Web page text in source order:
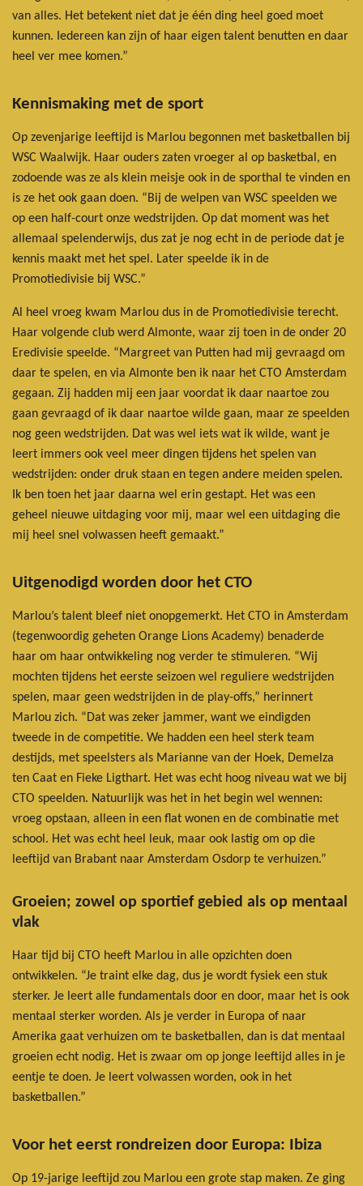
van alles. Het betekent niet dat je één ding heel goed moet
kunnen. Iedereen kan zijn of haar eigen talent benutten en daar
heel ver mee komen.”
Kennismaking met de sport
Op zevenjarige leeftijd is Marlou begonnen met basketballen bij
WSC Waalwijk. Haar ouders zaten vroeger al op basketbal, en
zodoende was ze als klein meisje ook in de sporthal te vinden en
is ze het ook gaan doen. “Bij de welpen van WSC speelden we
op een half-court onze wedstrijden. Op dat moment was het
allemaal spelenderwijs, dus zat je nog echt in de periode dat je
kennis maakt met het spel. Later speelde ik in de
Promotiedivisie bij WSC.”
Al heel vroeg kwam Marlou dus in de Promotiedivisie terecht.
Haar volgende club werd Almonte, waar zij toen in de onder 20
Eredivisie speelde. “Margreet van Putten had mij gevraagd om
daar te spelen, en via Almonte ben ik naar het CTO Amsterdam
gegaan. Zij hadden mij een jaar voordat ik daar naartoe zou
gaan gevraagd of ik daar naartoe wilde gaan, maar ze speelden
nog geen wedstrijden. Dat was wel iets wat ik wilde, want je
leert immers ook veel meer dingen tijdens het spelen van
wedstrijden: onder druk staan en tegen andere meiden spelen.
Ik ben toen het jaar daarna wel erin gestapt. Het was een
geheel nieuwe uitdaging voor mij, maar wel een uitdaging die
mij heel snel volwassen heeft gemaakt.”
Uitgenodigd worden door het CTO
Marlou’s talent bleef niet onopgemerkt. Het CTO in Amsterdam
(tegenwoordig geheten Orange Lions Academy) benaderde
haar om haar ontwikkeling nog verder te stimuleren. “Wij
mochten tijdens het eerste seizoen wel reguliere wedstrijden
spelen, maar geen wedstrijden in de play-offs,” herinnert
Marlou zich. “Dat was zeker jammer, want we eindigden
tweede in de competitie. We hadden een heel sterk team
destijds, met speelsters als Marianne van der Hoek, Demelza
ten Caat en Fieke Ligthart. Het was echt hoog niveau wat we bij
CTO speelden. Natuurlijk was het in het begin wel wennen:
vroeg opstaan, alleen in een flat wonen en de combinatie met
school. Het was echt heel leuk, maar ook lastig om op die
leeftijd van Brabant naar Amsterdam Osdorp te verhuizen.”
Groeien; zowel op sportief gebied als op mentaal
vlak
Haar tijd bij CTO heeft Marlou in alle opzichten doen
ontwikkelen. “Je traint elke dag, dus je wordt fysiek een stuk
sterker. Je leert alle fundamentals door en door, maar het is ook
mentaal sterker worden. Als je verder in Europa of naar
Amerika gaat verhuizen om te basketballen, dan is dat mentaal
groeien echt nodig. Het is zwaar om op jonge leeftijd alles in je
eentje te doen. Je leert volwassen worden, ook in het
basketballen.”
Voor het eerst rondreizen door Europa: Ibiza
Op 19-jarige leeftijd zou Marlou een grote stap maken. Ze ging